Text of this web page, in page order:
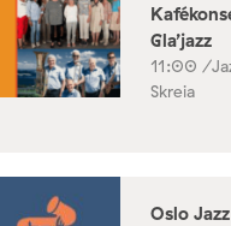
Gla’jazz
11:00 /
Skreia
Oslo